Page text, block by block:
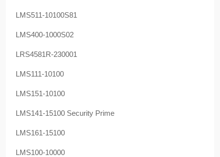
LMS511-10100S81
LMS400-1000S02
LRS4581R-230001
LMS111-10100
LMS151-10100
LMS141-15100 Security Prime
LMS161-15100
LMS100-10000